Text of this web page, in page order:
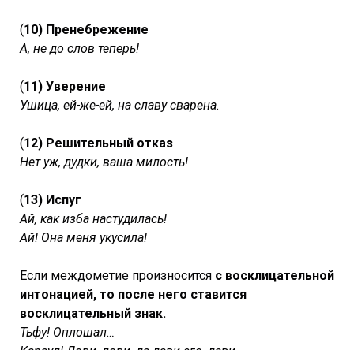
(10) Пренебрежение
А, не до слов теперь!
(11) Уверение
Ушица, ей-же-ей, на славу сварена.
(12) Решительный отказ
Нет уж, дудки, ваша милость!
(13) Испуг
Ай, как изба настудилась!
Ай! Она меня укусила!
Если междометие произносится с восклицательной
интонацией, то после него ставится
восклицательный знак.
Тьфу! Оплошал…